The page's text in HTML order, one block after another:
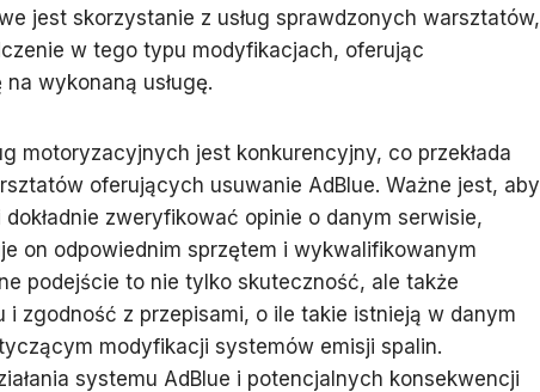
jest skorzystanie z usług sprawdzonych warsztatów,
w tego typu modyfikacjach, oferując
wykonaną usługę.
motoryzacyjnych jest konkurencyjny, co przekłada
oferujących usuwanie AdBlue. Ważne jest, aby
zweryfikować opinie o danym serwisie,
on odpowiednim sprzętem i wykwalifikowanym
podejście to nie tylko skuteczność, ale także
i zgodność z przepisami, o ile takie istnieją w danym
modyfikacji systemów emisji spalin.
systemu AdBlue i potencjalnych konsekwencji